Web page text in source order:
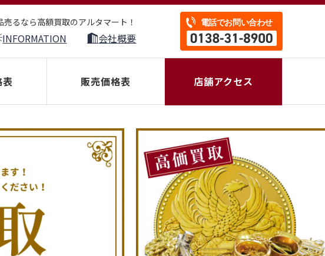
るなら高額買取のアルタマート！
INFORMATION 会社概要
販売価格表 店舗アクセス